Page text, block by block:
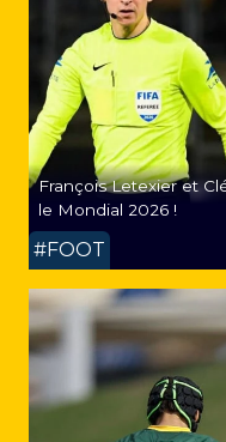
François Letexier et
le Mondial 2026 !
#FOOT